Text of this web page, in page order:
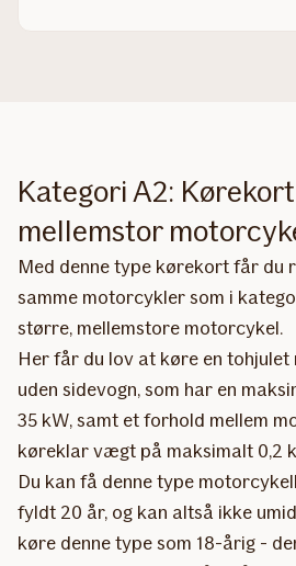
Kategori A2:
mellemstor
Med denne type kørekort får du
samme motorcykler som i
større, mellemstore motorcykel.
Her får du lov at køre en
uden sidevogn, som har en
35 kW, samt et forhold mellem
køreklar vægt på maksimalt 0,2
Du kan få denne type
fyldt 20 år, og kan altså ikke
køre denne type som 18-årig -